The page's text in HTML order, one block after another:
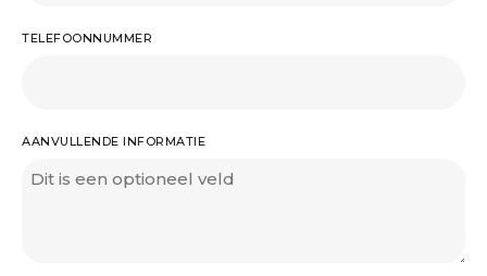
TELEFOONNUMMER
AANVULLENDE INFORMATIE